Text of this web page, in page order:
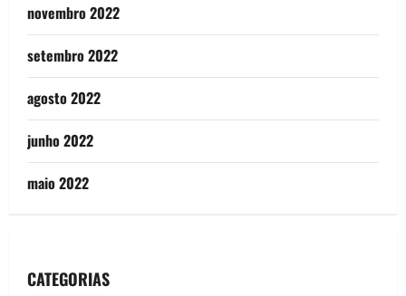
novembro 2022
setembro 2022
agosto 2022
junho 2022
maio 2022
CATEGORIAS